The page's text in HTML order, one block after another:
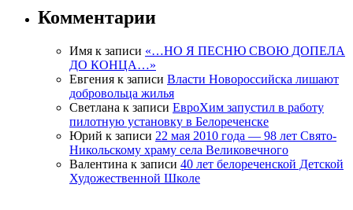
Комментарии
Имя к записи «…НО Я ПЕСНЮ СВОЮ ДОПЕЛА
ДО КОНЦА…»
Евгения к записи Власти Новороссийска лишают
добровольца жилья
Светлана к записи ЕвроХим запустил в работу
пилотную установку в Белореченске
Юрий к записи 22 мая 2010 года — 98 лет Свято-
Никольскому храму села Великовечного
Валентина к записи 40 лет белореченской Детской
Художественной Школе